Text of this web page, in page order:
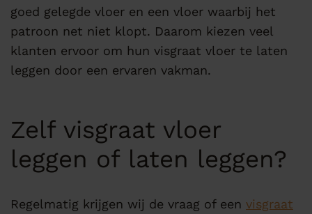
goed gelegde vloer en een vloer waarbij het
patroon net niet klopt. Daarom kiezen veel
klanten ervoor om hun visgraat vloer te laten
leggen door een ervaren vakman.
Zelf visgraat vloer
leggen of laten leggen?
Regelmatig krijgen wij de vraag of een visgraat